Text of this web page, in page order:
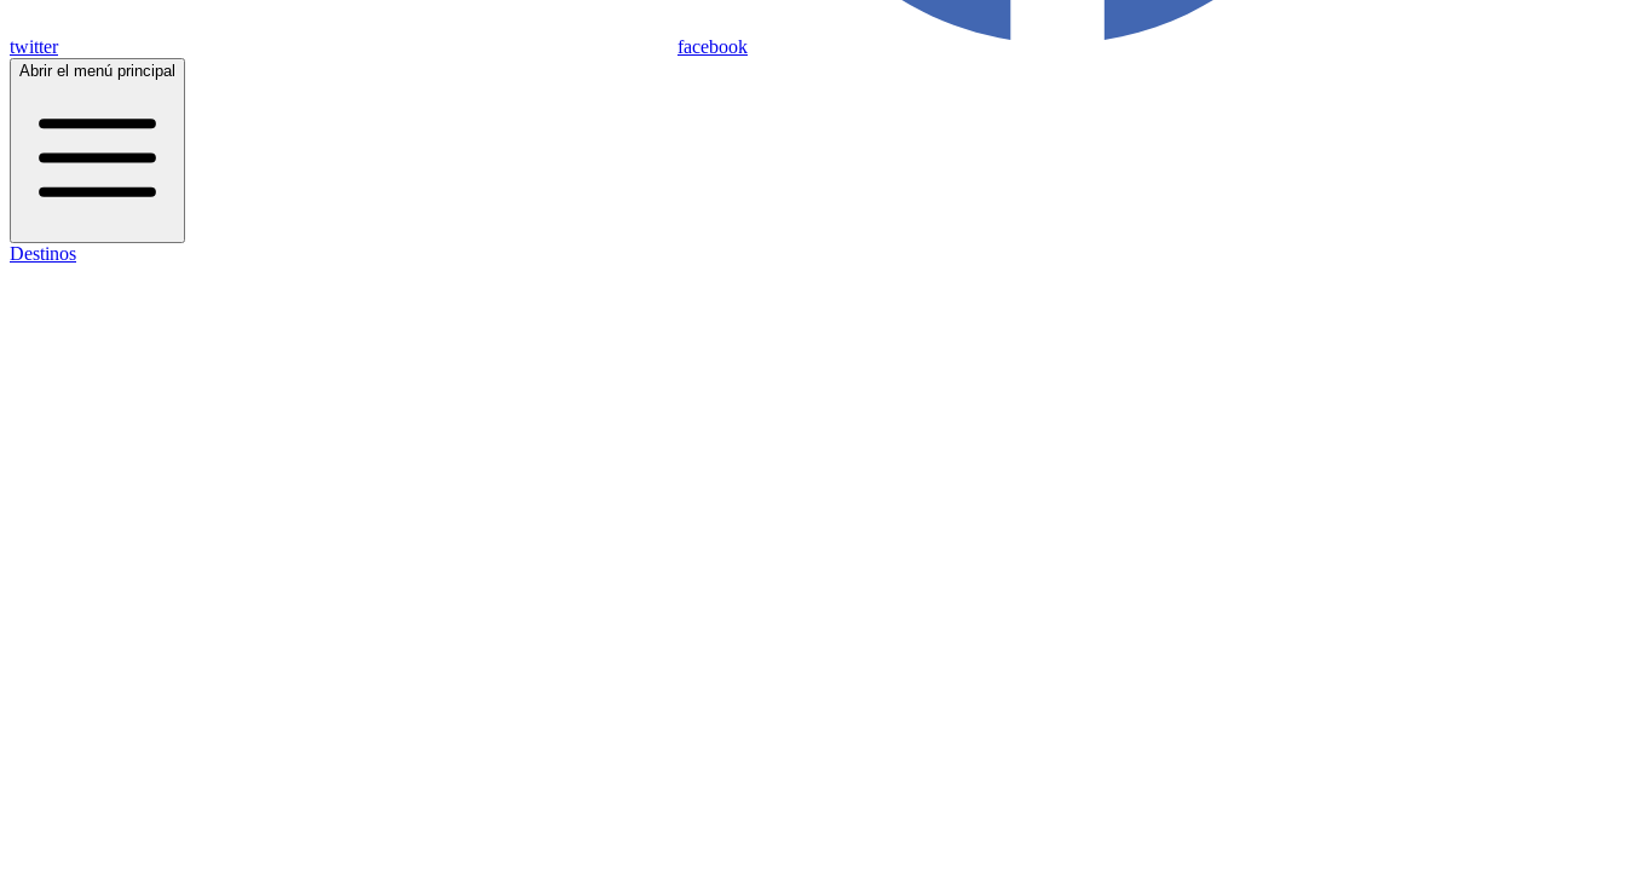
twitter facebook
Abrir el menú principal
Destinos